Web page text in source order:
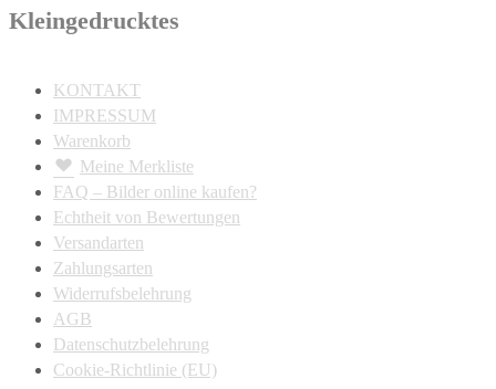
Kleingedrucktes
KONTAKT
IMPRESSUM
Warenkorb
Meine Merkliste
FAQ – Bilder online kaufen?
Echtheit von Bewertungen
Versandarten
Zahlungsarten
Widerrufsbelehrung
AGB
Datenschutzbelehrung
Cookie-Richtlinie (EU)